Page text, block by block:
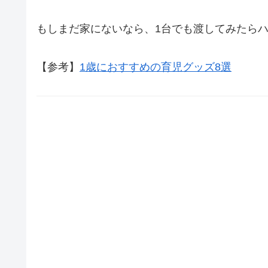
もしまだ家にないなら、1台でも渡してみたら
【参考】 1歳におすすめの育児グッズ8選